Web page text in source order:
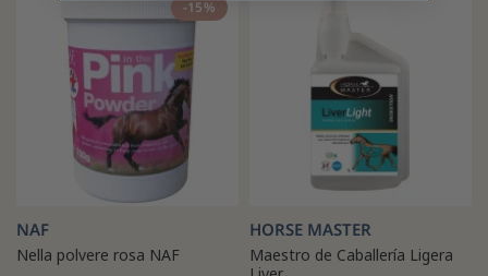
-15%
NAF
Nella polvere rosa NAF
HORSE MASTER
Maestro de Caballería Ligera